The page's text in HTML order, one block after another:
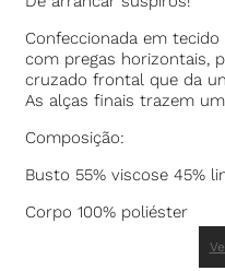
Confeccionada em
com pregas horizontais,
cruzado frontal que da
As alças finais trazem
Composição:
Busto 55% viscose 45%
Corpo 100% poliéster